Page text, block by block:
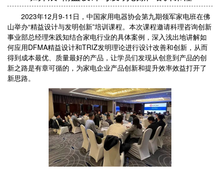
2023年12月9-11日，中国家用电器协会第九期领军家电班在佛
山举办“精益设计与发明创新”培训课程。本次课程邀请科理咨询创新
事业部总经理朱践知结合家电行业的具体案例，深入浅出地讲解如
何应用DFMA精益设计和TRIZ发明理论进行设计改善和创新，从而
得到成本最优、质量最好的产品，让学员们发现从创意到产品的创
新之路是有章可循的，为家电企业产品创新和提升效率效益打开了
新思路。